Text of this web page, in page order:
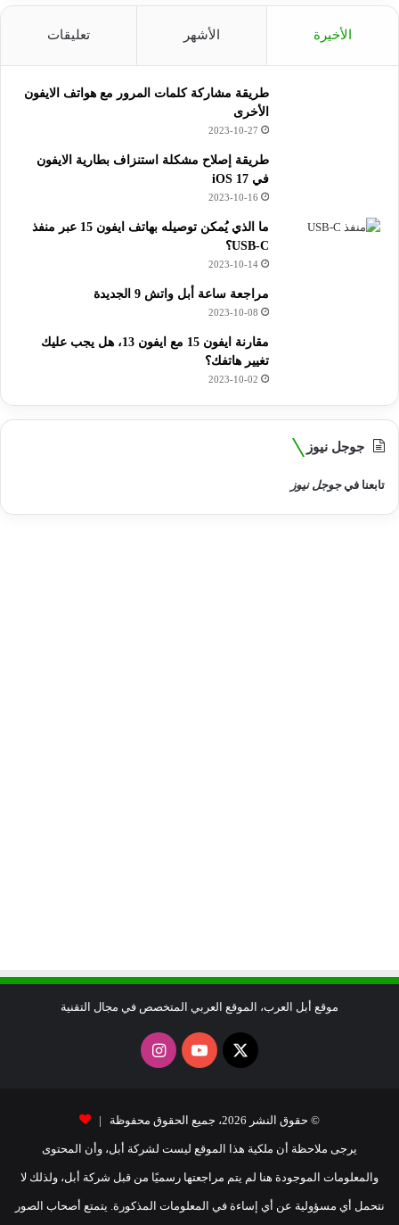
الأخيرة الأشهر تعليقات
طريقة مشاركة كلمات المرور مع هواتف الايفون
الأخرى
2023-10-27
طريقة إصلاح مشكلة استنزاف بطارية الايفون
في iOS 17
2023-10-16
ما الذي يُمكن توصيله بهاتف ايفون 15 عبر منفذ
USB-C؟
2023-10-14
مراجعة ساعة أبل واتش 9 الجديدة
2023-10-08
مقارنة ايفون 15 مع ايفون 13، هل يجب عليك
تغيير هاتفك؟
2023-10-02
جوجل نيوز
تابعنا فيجوجل نيوز
موقع أبل العرب، الموقع العربي المتخصص في مجال التقنية
X يوتيوبانستقرام
© حقوق النشر 2026، جميع الحقوق محفوظة |
يرجى ملاحظة أن ملكية هذا الموقع ليست لشركة أبل، وأن المحتوى
والمعلومات الموجودة هنا لم يتم مراجعتها رسميًا من قبل شركة أبل، ولذلك لا
نتحمل أي مسؤولية عن أي إساءة في المعلومات المذكورة. يتمتع أصحاب الصور